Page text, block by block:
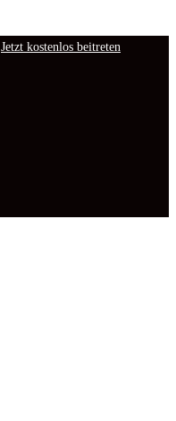
Jetzt kostenlos beitreten